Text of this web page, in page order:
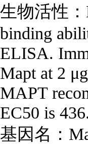
生物活性：
binding
ELISA.
Mapt at 2
MAPT
EC50 is
基因名：